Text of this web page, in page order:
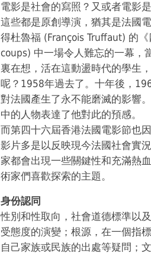
電影是社會的寫照？又或者電影
這些都是原創導演，猶其是法國
得杜魯福 (François Truffaut) 的
coups) 中一場令人難忘的一幕，
裏在想，活在這動盪時代的學生
呢？1958年過去了。十年後，
對法國產生了永不能磨滅的影響
中的人物表達了他對此的預感。
而第四十六屆香港法國電影節也
影片多是以反映現今法國社會實
家都會出現一些關鍵性和充滿熱
術家們喜歡探索的主題。
身份認同
性別和性取向，社會道德標準以
受態度的演變；根源，在一個指
自己家族或民族的出處等疑問；